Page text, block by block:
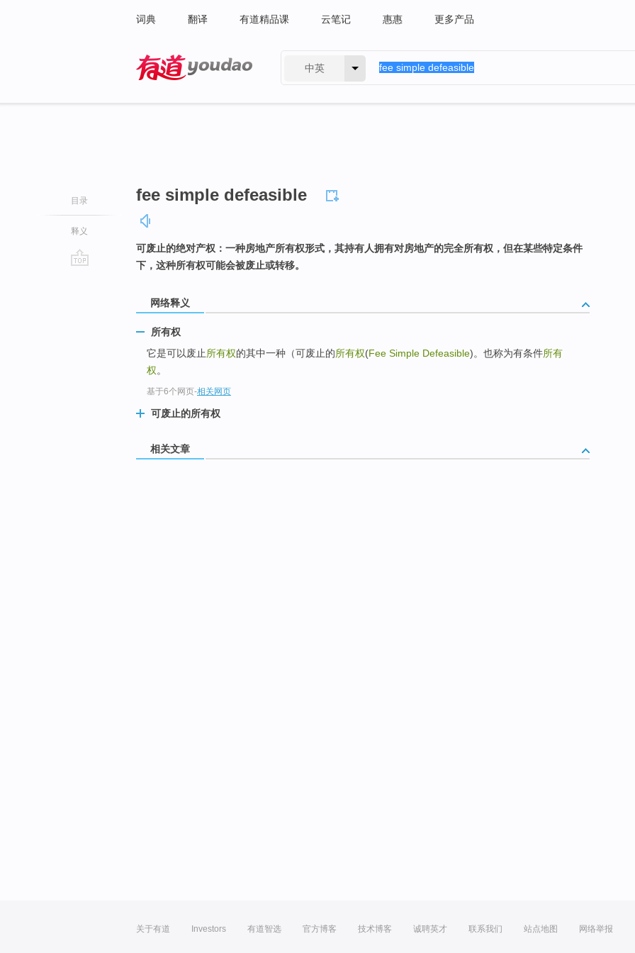
词典 翻译 有道精品课 云笔记 惠惠 更多产品
中英
目录
释义
fee simple defeasible
可废止的绝对产权：一种房地产所有权形式，其持有人拥有对房地产的完全所有权，但在某些特定条件
下，这种所有权可能会被废止或转移。
网络释义
所有权
它是可以废止所有权的其中一种（可废止的所有权(Fee Simple Defeasible)。也称为有条件所有
权。
基于6个网页-相关网页
可废止的所有权
相关文章
关于有道 Investors 有道智选 官方博客 技术博客 诚聘英才 联系我们 站点地图 网络举报